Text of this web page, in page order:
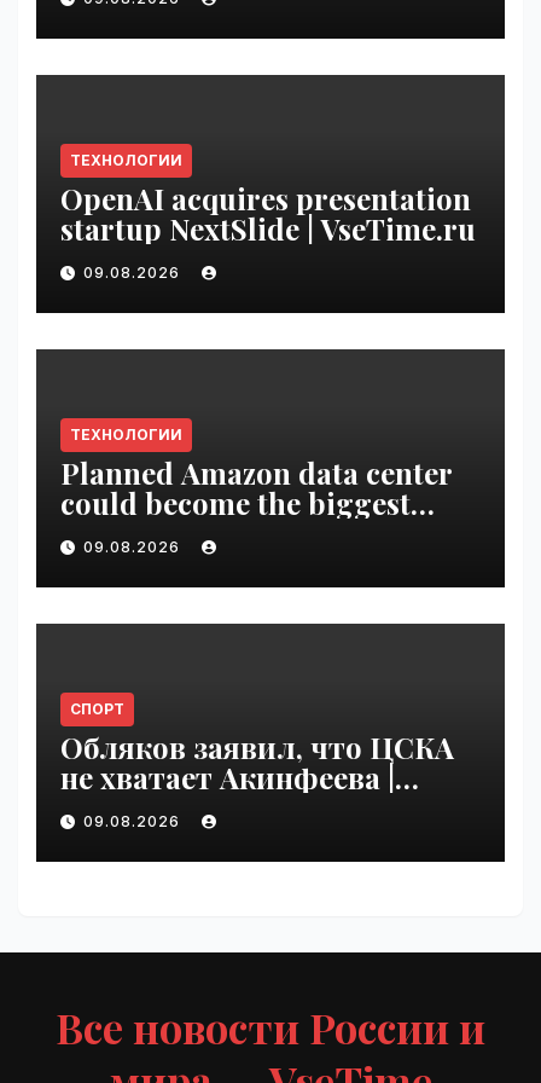
Rewards | VseTime.ru
ТЕХНОЛОГИИ
OpenAI acquires presentation
startup NextSlide | VseTime.ru
09.08.2026
ТЕХНОЛОГИИ
Planned Amazon data center
could become the biggest
climate polluter in the U.S. |
VseTime.ru
09.08.2026
СПОРТ
Обляков заявил, что ЦСКА
не хватает Акинфеева |
VseTime.ru
09.08.2026
Все новости России и